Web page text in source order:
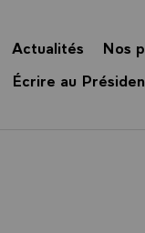
Actualités Nos
Écrire au